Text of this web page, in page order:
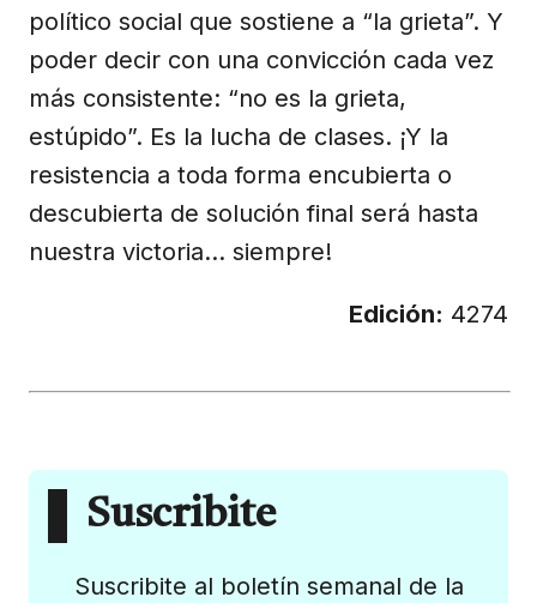
político social que sostiene a “la grieta”. Y
poder decir con una convicción cada vez
más consistente: “no es la grieta,
estúpido”. Es la lucha de clases. ¡Y la
resistencia a toda forma encubierta o
descubierta de solución final será hasta
nuestra victoria… siempre!
Edición: 4274
Suscribite
Suscribite al boletín semanal de la